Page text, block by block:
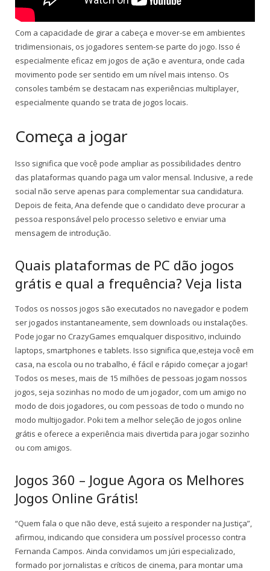
Com a capacidade de girar a cabeça e mover-se em ambientes
tridimensionais, os jogadores sentem-se parte do jogo. Isso é
especialmente eficaz em jogos de ação e aventura, onde cada
movimento pode ser sentido em um nível mais intenso. Os
consoles também se destacam nas experiências multiplayer,
especialmente quando se trata de jogos locais.
Começa a jogar
Isso significa que você pode ampliar as possibilidades dentro
das plataformas quando paga um valor mensal. Inclusive, a rede
social não serve apenas para complementar sua candidatura.
Depois de feita, Ana defende que o candidato deve procurar a
pessoa responsável pelo processo seletivo e enviar uma
mensagem de introdução.
Quais plataformas de PC dão jogos
grátis e qual a frequência? Veja lista
Todos os nossos jogos são executados no navegador e podem
ser jogados instantaneamente, sem downloads ou instalações.
Pode jogar no CrazyGames emqualquer dispositivo, incluindo
laptops, smartphones e tablets. Isso significa que,esteja você em
casa, na escola ou no trabalho, é fácil e rápido começar a jogar!
Todos os meses, mais de 15 milhões de pessoas jogam nossos
jogos, seja sozinhas no modo de um jogador, com um amigo no
modo de dois jogadores, ou com pessoas de todo o mundo no
modo multijogador. Poki tem a melhor seleção de jogos online
grátis e oferece a experiência mais divertida para jogar sozinho
ou com amigos.
Jogos 360 – Jogue Agora os Melhores
Jogos Online Grátis!
“Quem fala o que não deve, está sujeito a responder na Justiça”,
afirmou, indicando que considera um possível processo contra
Fernanda Campos. Ainda convidamos um júri especializado,
formado por jornalistas e críticos de cinema, para montar uma